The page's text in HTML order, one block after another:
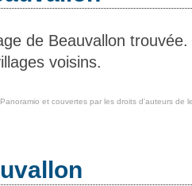
de Beauvallon
voisins.
Panoramio et couvertes par les droits d'auteurs de